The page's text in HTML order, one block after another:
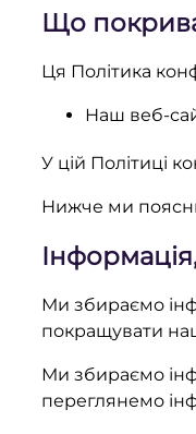
Що
Ця Політика
Наш веб-
У цій Політиці
Нижче ми
Ми збираємо
покращувати
Ми збираємо
переглянемо